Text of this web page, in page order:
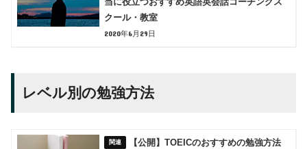
クール・教室
2020年6月29日
レベル別の勉強方法
【公開】TOEICのおすすめの勉強方法